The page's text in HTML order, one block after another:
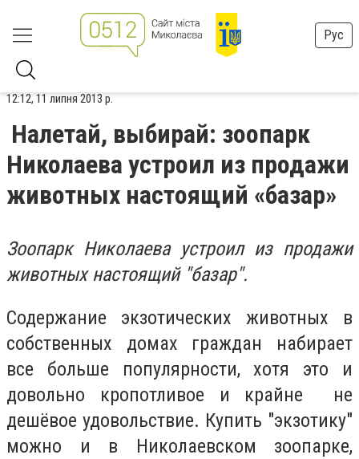
Рус
12:12, 11 липня 2013 р.
Налетай, выбирай: зоопарк
Николаева устроил из продажи
животных настоящий «базар»
Зоопарк Николаева устроил из продажи
животных настоящий "базар".
Содержание экзотических животных в
собственных домах граждан набирает
все больше популярности, хотя это и
довольно кропотливое и крайне не
дешёвое удовольствие. Купить "экзотику"
можно и в Николаевском зоопарке,